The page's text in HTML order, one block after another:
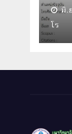
มิ.
โร